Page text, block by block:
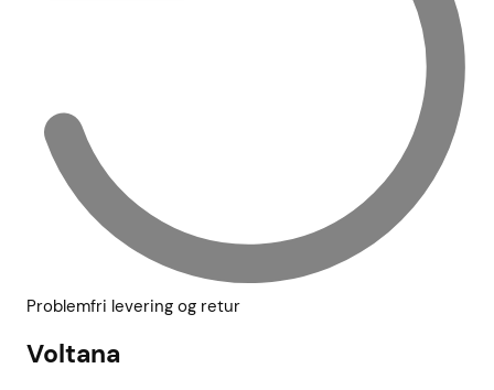
Problemfri levering og retur
Voltana